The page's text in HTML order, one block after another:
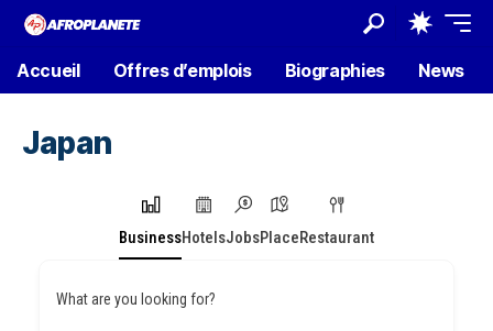
Accueil Offres d’emplois Biographies News
Japan
BusinessHotelsJobsPlaceRestaurant
What are you looking for?